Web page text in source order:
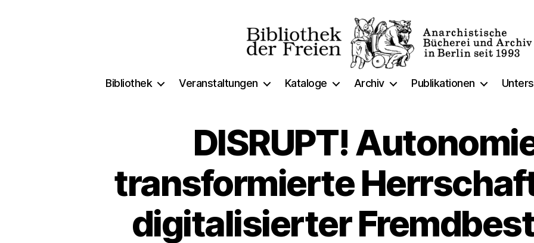
der
Bibliothek Veranstaltungen Kataloge Archiv Publikationen
DISRUPT!
transformierte
digitalisierter